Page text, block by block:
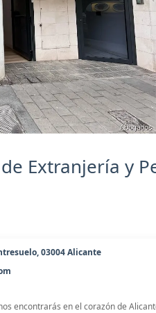
Extranjería y
03004 Alicante
encontrarás en el corazón de